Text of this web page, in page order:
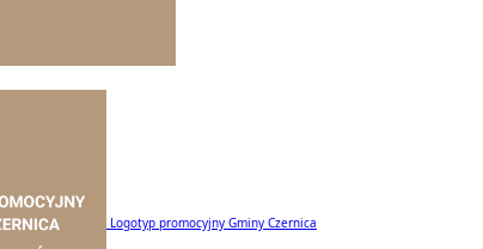
Logotyp promocyjny Gminy Czernica